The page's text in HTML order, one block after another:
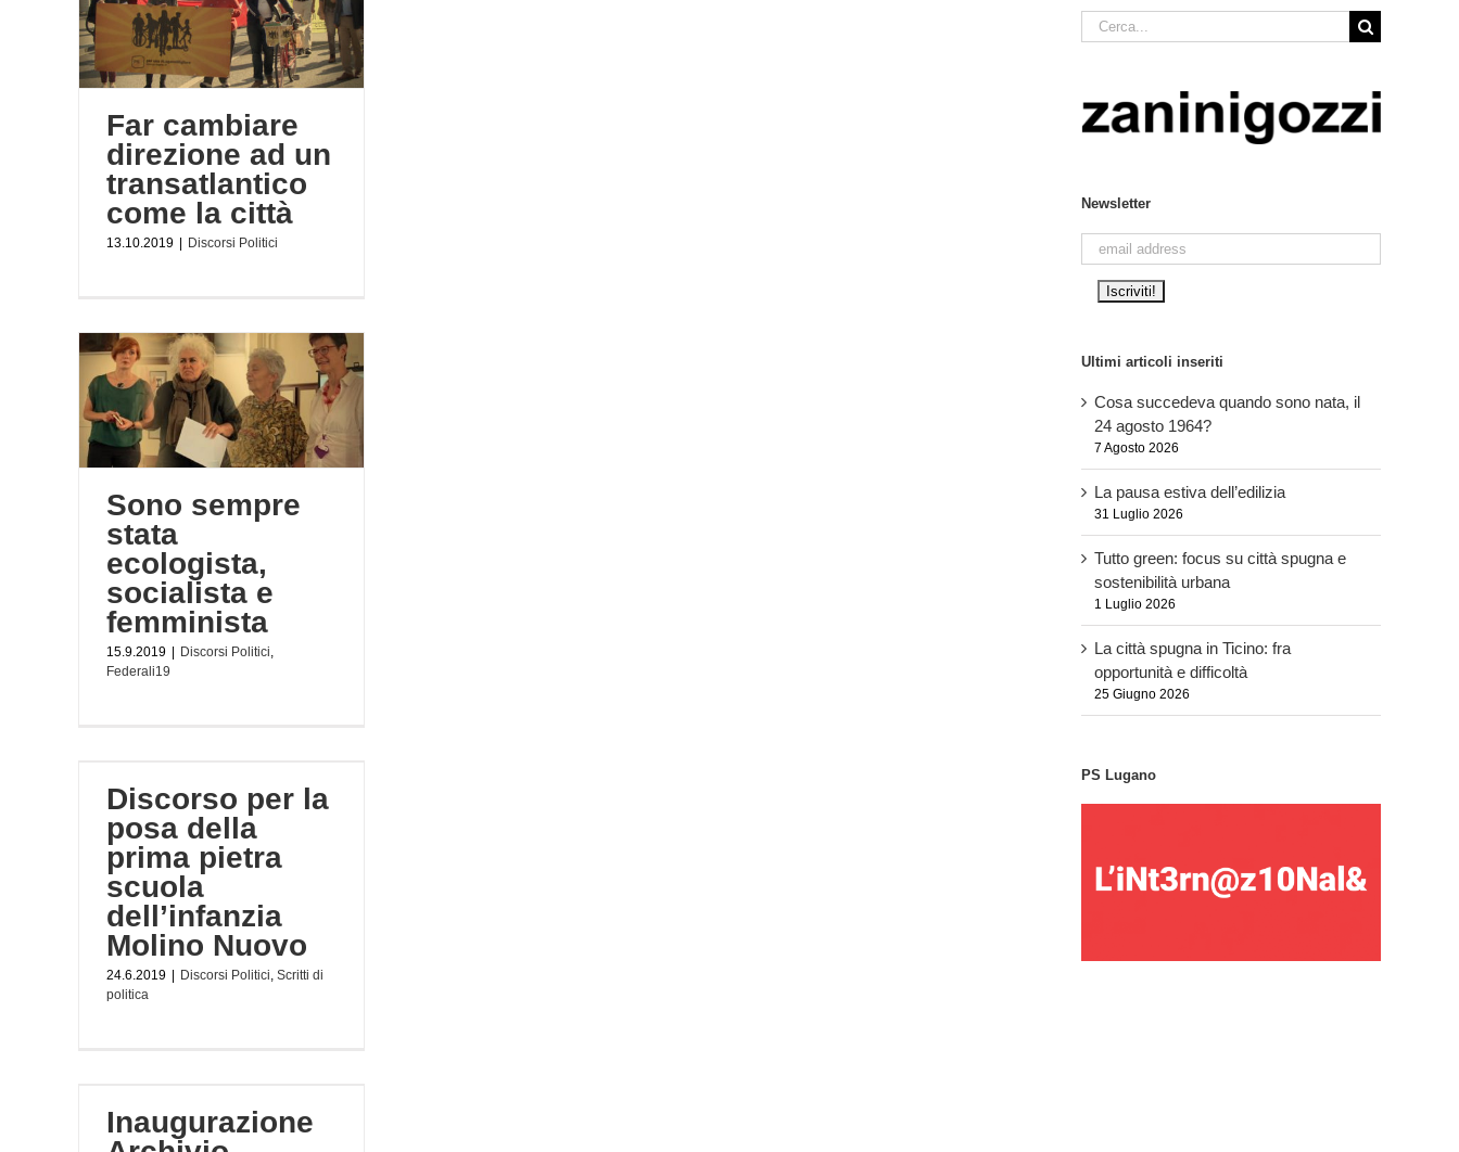
Far cambiare
direzione ad un
transatlantico
come la città
13.10.2019 | Discorsi Politici
Sono sempre
stata
ecologista,
socialista e
femminista
15.9.2019 | Discorsi Politici
Federali19
Discorso per la
posa della
prima pietra
scuola
dell’infanzia
Molino Nuovo
24.6.2019 | Discorsi Politici Scritti di
politica
Inaugurazione
Cerca
per:
Newsletter
Ultimi articoli inseriti
Cosa succedeva quando sono nata, il
24 agosto 1964?
7 Agosto 2026
La pausa estiva dell’edilizia
31 Luglio 2026
Tutto green: focus su città spugna e
sostenibilità urbana
1 Luglio 2026
La città spugna in Ticino: fra
opportunità e difficoltà
25 Giugno 2026
PS Lugano